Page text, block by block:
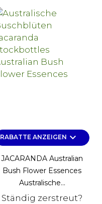
RABATTE ANZEIGEN keyboard_arrow_down
JACARANDA Australian
Bush Flower Essences
Australische...
Ständig zerstreut?